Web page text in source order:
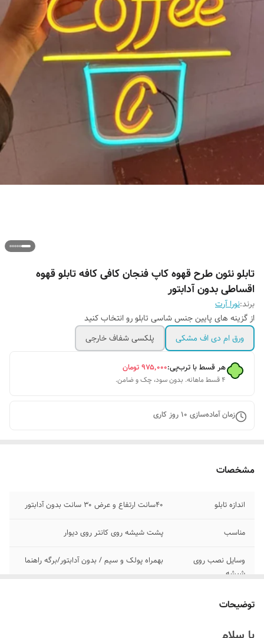
تابلو نئون طرح قهوه کاپ فنجان کافی کافه تابلو قهوه
اقساطی بدون آدابتور
برند:نورا آرت
از گزینه های پایین جنس شاسی تابلو رو انتخاب کنید
ورق ام دی اف مشکی
پلکسی شفاف خارجی
هر قسط با ترب‌پی:۹۷۵٬۰۰۰تومان
۴ قسط ماهانه. بدون سود، چک و ضامن.
زمان آماده‌سازی 10روز کاری
مشخصات
اندازه تابلو ۴۰سانت ارتفاع و عرض 30 سانت بدون آدابتور
مناسب پشت شیشه روی کانتر روی دیوار
وسایل نصب روی
شیشه
بهمراه پولک و سیم / بدون آدابتور/برگه راهنما
پرداخت اقساطی
آدابتور
توضیحات